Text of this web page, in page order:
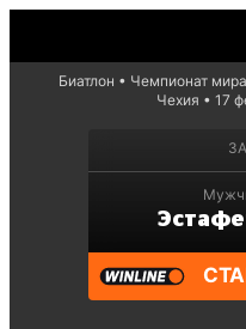
Биатлон Чемпионат
Чехия
17